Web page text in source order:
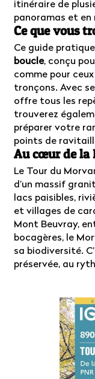
itinéraire de
panoramas et
Ce que vous
Ce guide
boucle, conçu
comme pour
tronçons. Avec
offre tous les
trouverez
préparer votre
points de
Au cœur de la
Le Tour du
d’un massif
lacs paisibles,
et villages de
Mont Beuvray,
bocagères, le
sa biodiversité.
préservée, au